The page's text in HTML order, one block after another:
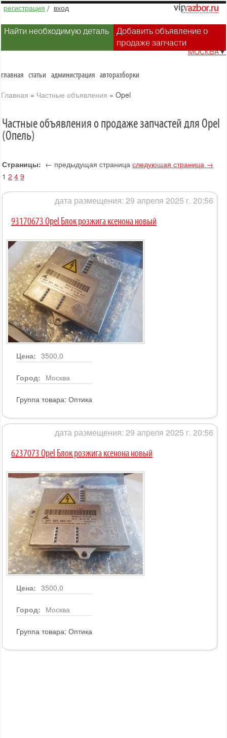
регистрация / вход
Найти необходимую деталь
Добавить объявление о
продаже запчасти
МОСКВА▼
главная статьи администрация авторазборки
Главная » Частные объявления » Opel
Частные объявления о продаже запчастей для Opel
(Опель)
Страницы: ← предыдущая страница следующая страница →
1 2 4 9
дата размещения: 29 апреля 2025 г. 20:56
93170673 Opel Блок розжига ксенона новый
Цена: 3500,0
Город: Москва
Группа товара: Оптика
дата размещения: 29 апреля 2025 г. 20:56
6237073 Opel Блок розжига ксенона новый
Цена: 3500,0
Город: Москва
Группа товара: Оптика